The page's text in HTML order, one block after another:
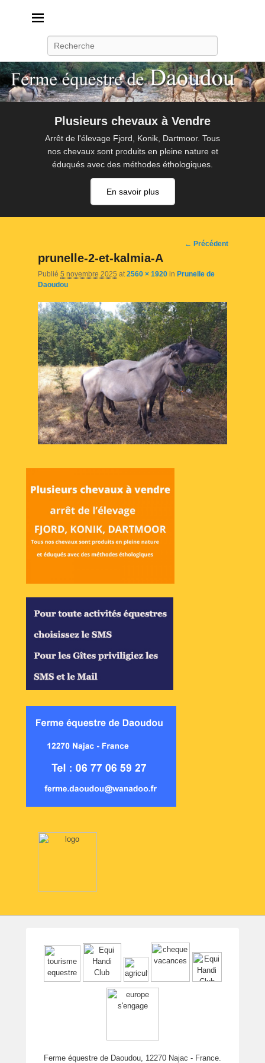
Plusieurs chevaux à Vendre
Arrêt de l'élevage Fjord, Konik, Dartmoor. Tous
nos chevaux sont produits en pleine nature et
éduqués avec des méthodes éthologiques.
En savoir plus
Navigation
← Précédent
prunelle-2-et-kalmia-A
Publié 5 novembre 2025 at 2560 × 1920 in Prunelle de
Daoudou
Ferme équestre de Daoudou, 12270 Najac - France.